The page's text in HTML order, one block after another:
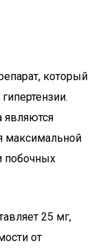
который
являются
максимальной
побочных
25 мг,
от